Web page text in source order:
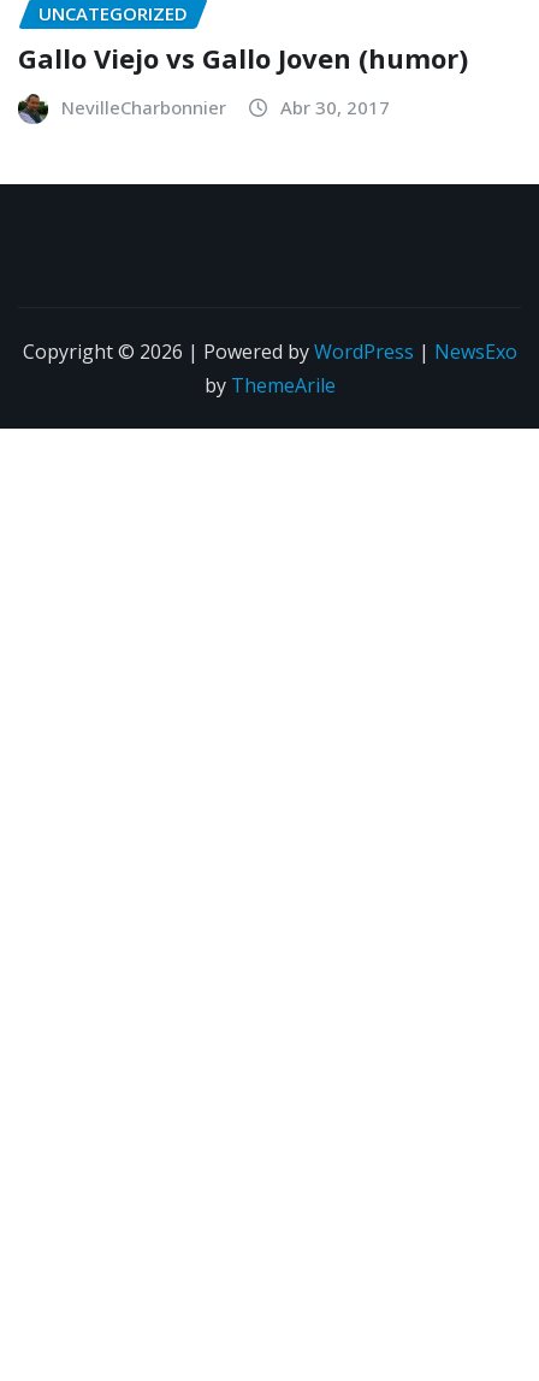
UNCATEGORIZED
Gallo Viejo vs Gallo Joven (humor)
NevilleCharbonnier Abr 30, 2017
Copyright © 2026 | Powered byWordPress | NewsExo
by ThemeArile